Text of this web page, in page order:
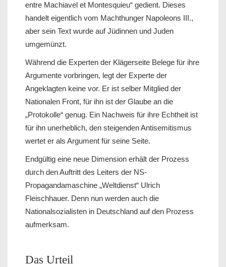
entre Machiavel et Montesquieu“ gedient. Dieses
handelt eigentlich vom Machthunger Napoleons III.,
aber sein Text wurde auf Jüdinnen und Juden
umgemünzt.
Während die Experten der Klägerseite Belege für ihre
Argumente vorbringen, legt der Experte der
Angeklagten keine vor. Er ist selber Mitglied der
Nationalen Front, für ihn ist der Glaube an die
„Protokolle“ genug. Ein Nachweis für ihre Echtheit ist
für ihn unerheblich, den steigenden Antisemitismus
wertet er als Argument für seine Seite.
Endgültig eine neue Dimension erhält der Prozess
durch den Auftritt des Leiters der NS-
Propagandamaschine „Weltdienst“ Ulrich
Fleischhauer. Denn nun werden auch die
Nationalsozialisten in Deutschland auf den Prozess
aufmerksam.
Das Urteil